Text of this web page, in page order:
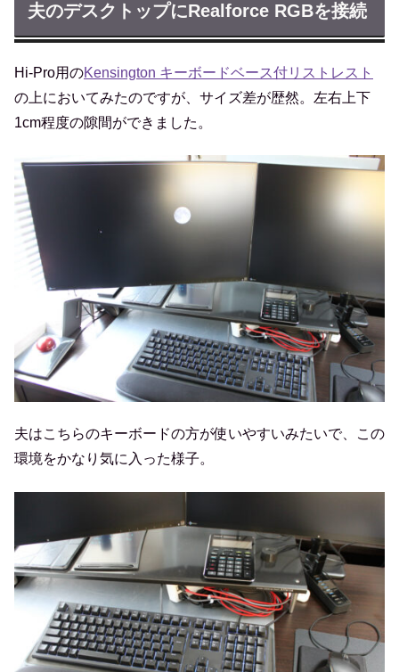
夫のデスクトップにRealforce RGBを接続
Hi-Pro用のKensington キーボードベース付リストレスト
の上においてみたのですが、サイズ差が歴然。左右上下
1cm程度の隙間ができました。
夫はこちらのキーボードの方が使いやすいみたいで、この
環境をかなり気に入った様子。